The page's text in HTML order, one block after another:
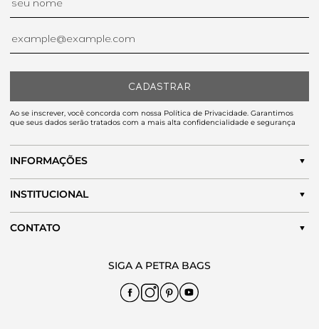
CADASTRAR
Ao se inscrever, você concorda com nossa Política de Privacidade. Garantimos
que seus dados serão tratados com a mais alta confidencialidade e segurança
INFORMAÇÕES
INSTITUCIONAL
CONTATO